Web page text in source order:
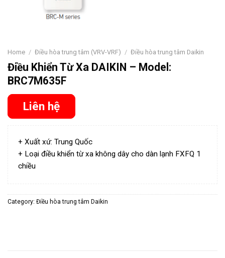
Home / Điều hòa trung tâm (VRV-VRF) / Điều hòa trung tâm Daikin
Điều Khiển Từ Xa DAIKIN – Model:
BRC7M635F
Liên hệ
+ Xuất xứ: Trung Quốc
+ Loại điều khiển từ xa không dây cho dàn lạnh FXFQ 1
chiều
Category: Điều hòa trung tâm Daikin